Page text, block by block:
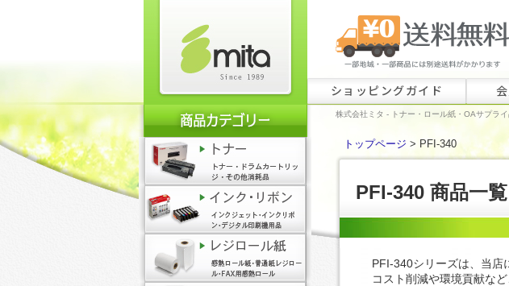
ショッピングガイド
株式会社ミタ - トナー・ロール紙・OAサプラ
トップページ > PFI-340
PFI-340 商品一覧
PFI-340シリーズは、当店
コスト削減や環境貢献な